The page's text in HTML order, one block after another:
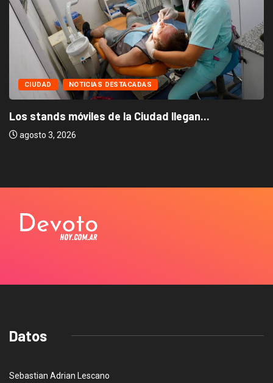
CIUDAD NOTICIAS DESTACADAS
Los stands móviles de la Ciudad llegan...
agosto 3, 2026
Datos
Sebastian Adrian Lescano